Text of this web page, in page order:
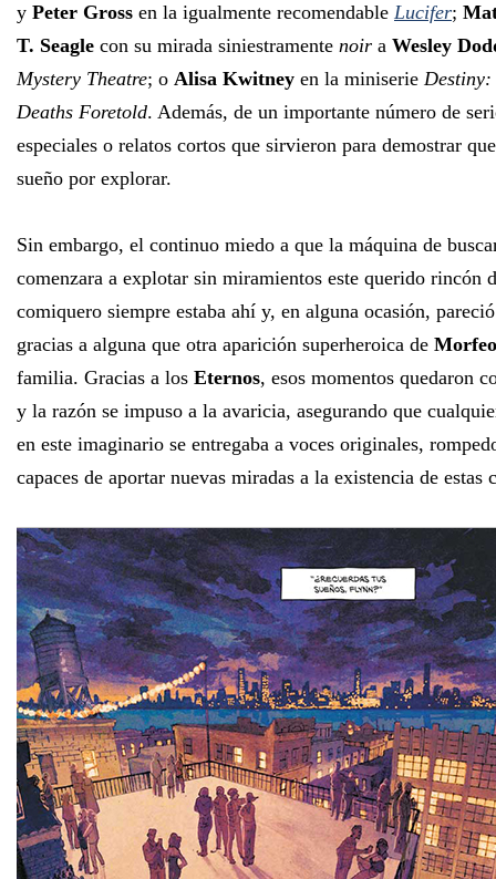
y Peter Gross en la igualmente recomendable Lucifer;
T. Seagle con su mirada siniestramente noir a Wesley
Mystery Theatre; o Alisa Kwitney en la miniserie
Deaths Foretold. Además, de un importante número de
especiales o relatos cortos que sirvieron para demostrar
sueño por explorar.
Sin embargo, el continuo miedo a que la máquina de
comenzara a explotar sin miramientos este querido rincón
comiquero siempre estaba ahí y, en alguna ocasión,
gracias a alguna que otra aparición superheroica de Morfeo
familia. Gracias a los Eternos, esos momentos quedaron
y la razón se impuso a la avaricia, asegurando que
en este imaginario se entregaba a voces originales,
capaces de aportar nuevas miradas a la existencia de estas